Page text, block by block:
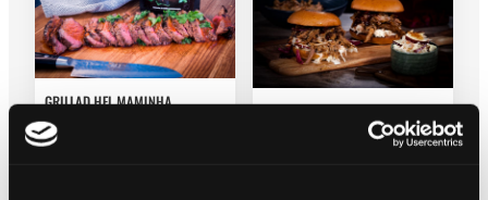
GRILLAD HEL MAMINHA